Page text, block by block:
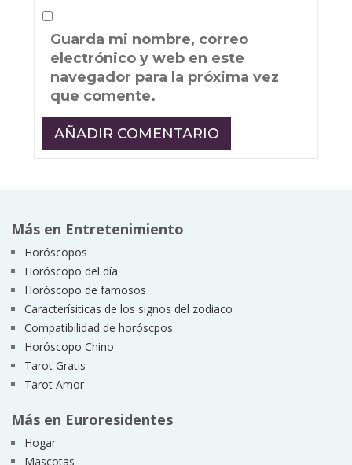
Guarda mi nombre, correo
electrónico y web en este
navegador para la próxima vez
que comente.
Más en Entretenimiento
Horóscopos
Horóscopo del día
Horóscopo de famosos
Caracterísiticas de los signos del zodiaco
Compatibilidad de horóscpos
Horóscopo Chino
Tarot Gratis
Tarot Amor
Más en Euroresidentes
Hogar
Mascotas